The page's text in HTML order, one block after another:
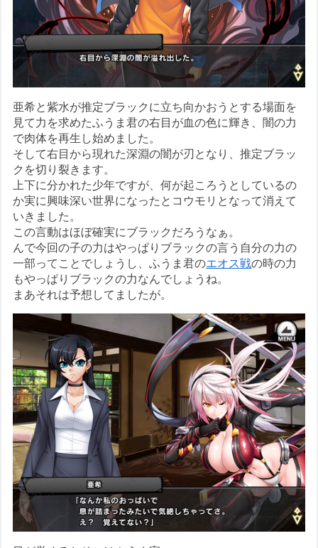
亜希と紫水が推定ブラックに立ち向かおうとする場面を
見て力を求めたふうま君の右目が血の色に輝き、闇の力
で肉体を再生し始めました。
そして右目から現れた深淵の闇が刃となり、推定ブラッ
クを切り裂きます。
上下に分かれた少年ですが、何が起ころうとしているの
か実に興味深い世界になったとコウモリとなって消えて
いきました。
この言動はほぼ確実にブラックだろうなぁ。
んで今回の子の力はやっぱりブラックの言う自分の力の
一部ってことでしょうし、ふうま君のエオス戦の時の力
もやっぱりブラックの力なんでしょうね。
まあそれは予想してましたが。